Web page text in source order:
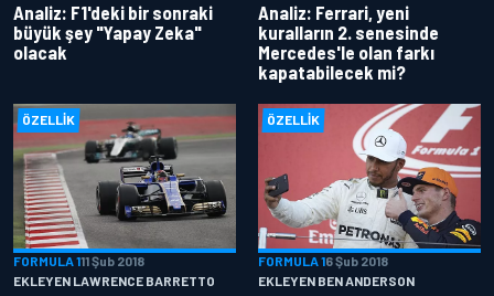
Analiz: F1'deki bir sonraki
büyük şey "Yapay Zeka"
olacak
Analiz: Ferrari, yeni
kuralların 2. senesinde
Mercedes'le olan farkı
kapatabilecek mi?
ÖZELLIK
FORMULA 111 Şub 2018
EKLEYEN LAWRENCE BARRETTO
ÖZELLIK
FORMULA 16 Şub 2018
EKLEYEN BEN ANDERSON